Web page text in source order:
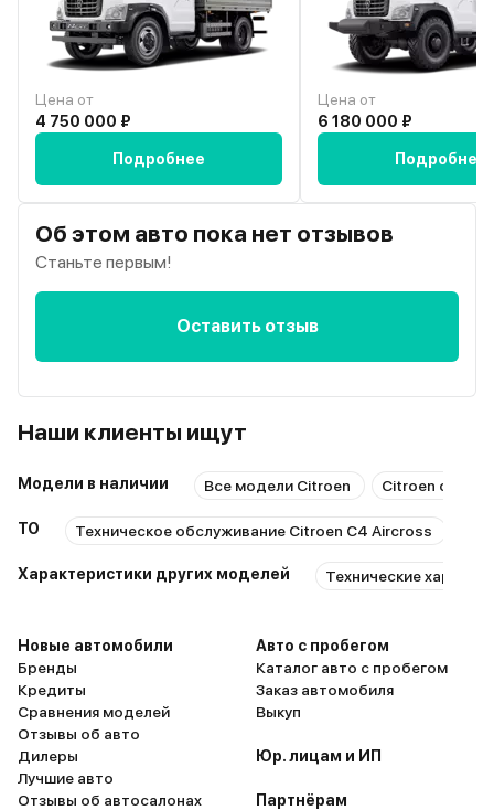
Цена от
4 750 000 ₽
Подробнее
Цена от
6 180 000 ₽
Подробнее
Об этом авто пока нет отзывов
Станьте первым!
Оставить отзыв
Наши клиенты ищут
Модели в наличии Все модели Citroen Citroen с
ТО Техническое обслуживание Citroen C4 Aircross
Характеристики других моделей Технические
Новые автомобили
Бренды
Кредиты
Сравнения моделей
Отзывы об авто
Дилеры
Лучшие авто
Отзывы об автосалонах
Авто с пробегом
Каталог авто с пробегом
Заказ автомобиля
Выкуп
Юр. лицам и ИП
Партнёрам